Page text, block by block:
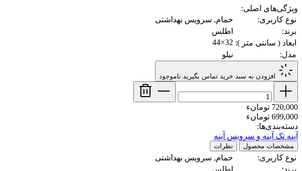
ویژگی‌های اصلی:
نوع کاربری:
حمام, سرویس بهداشتی
برند:
اطلس
ابعاد ( سانتی متر ): 32×44
مدل:
نیلو
افزودن به سبد خرید تماس بگیرید ناموجود
720,000 تومانء
699,000 تومانء
دسته‌بندی‌ها:
آینه تک آینه و سرویس آینه
مشخصات محصول نظرات
نوع کاربری:
حمام, سرویس بهداشتی
برند:
اطلس